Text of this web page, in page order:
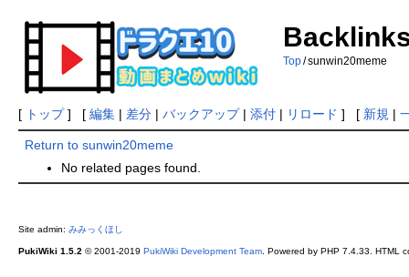
Top /sunwin20meme
[ トップ] [ 編集| 差分| バックアップ| 添付| リロード ] [ 新規 |
Return to sunwin20meme
No related pages found.
Site admin: みみっくほし
PukiWiki 1.5.2 © 2001-2019 PukiWiki Development Team. Powered by PHP 7.4.33. HTML